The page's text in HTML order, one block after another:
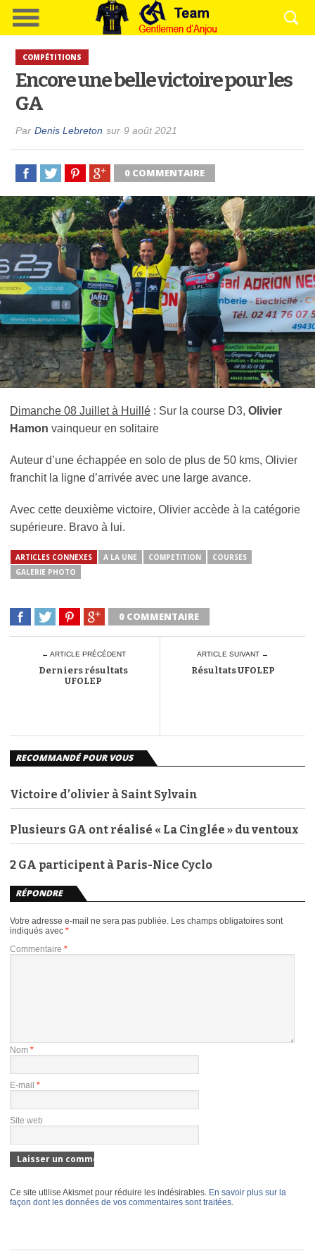
COMPÉTITIONS
Encore une belle victoire pour les
GA
Par Denis Lebreton sur 9 août 2021
0 COMMENTAIRE
Dimanche 08 Juillet à Huillé : Sur la course D3, Olivier
Hamon vainqueur en solitaire
Auteur d’une échappée en solo de plus de 50 kms, Olivier
franchit la ligne d’arrivée avec une large avance.
Avec cette deuxième victoire, Olivier accède à la catégorie
supérieure. Bravo à lui.
ARTICLES CONNEXES A LA UNE COMPETITION
COURSES
GALERIE PHOTO
0 COMMENTAIRE
← ARTICLE PRÉCÉDENT
Derniers résultats
UFOLEP
ARTICLE SUIVANT →
Résultats UFOLEP
RECOMMANDÉ POUR VOUS
Victoire d’olivier à Saint Sylvain
Plusieurs GA ont réalisé « La Cinglée » du ventoux
2 GA participent à Paris-Nice Cyclo
RÉPONDRE
Votre adresse e-mail ne sera pas publiée. Les champs obligatoires sont
indiqués avec *
Commentaire *
Nom *
E-mail *
Site web
Ce site utilise Akismet pour réduire les indésirables. En savoir plus sur la
façon dont les données de vos commentaires sont traitées